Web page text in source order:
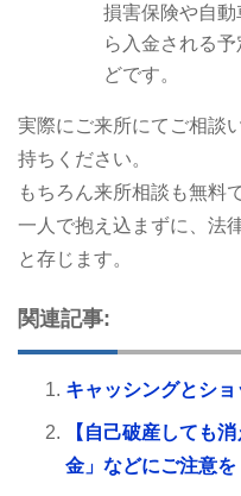
損害保険や自
ら入金される
どです。
実際にご来所にてご相談
持ちください。
もちろん来所相談も無料
一人で抱え込まずに、法
と存じます。
関連記事:
キャッシングとシ
【自己破産しても
金」などにご注意を